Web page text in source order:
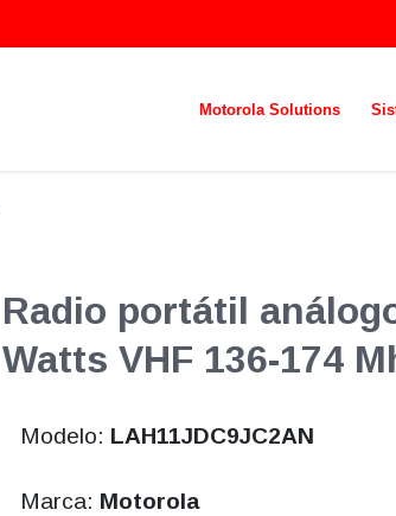
Motorola Solutions
Radio portátil
Watts VHF 136-174
Modelo: LAH11JDC9JC2AN
Marca: Motorola